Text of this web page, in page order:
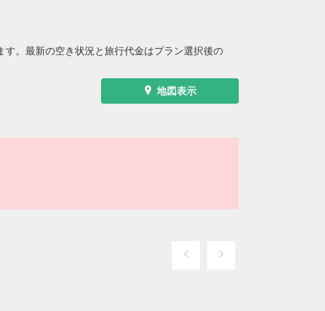
。最新の空き状況と旅行代金はプラン選択後の
地図表示